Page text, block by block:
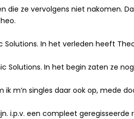
die ze vervolgens niet nakomen.
Solutions. In het verleden heeft
Solutions. In het begin zaten ze
m’n singles daar ook op, mede
i.p.v. een compleet geregisseerde